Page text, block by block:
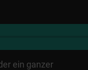
ein ganzer